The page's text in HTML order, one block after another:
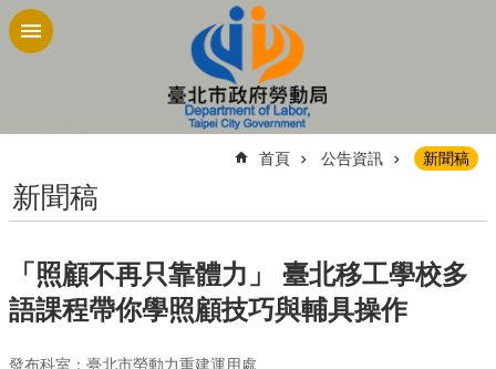
跳到主要內容區塊
首頁 公告資訊 新聞稿
新聞稿
「照顧不再只靠體力」 臺北移工學校多
語課程帶你學照顧技巧與輔具操作
發布科室：臺北市勞動力重建運用處